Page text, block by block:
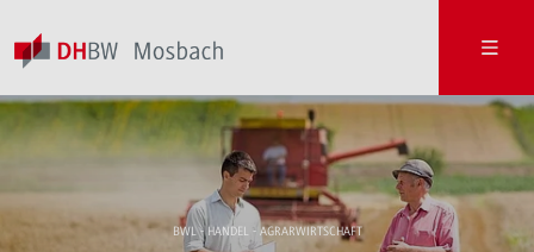
BWL - HANDEL - AGRARWIRTSCHAFT